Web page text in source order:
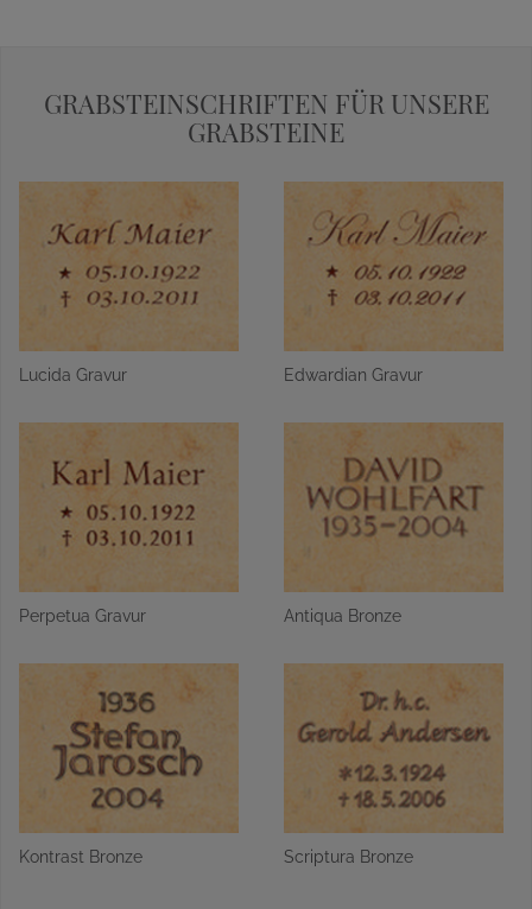
GRABSTEINSCHRIFTEN FÜR UNSERE
GRABSTEINE
Lucida Gravur Edwardian Gravur
Perpetua Gravur Antiqua Bronze
Kontrast Bronze Scriptura Bronze